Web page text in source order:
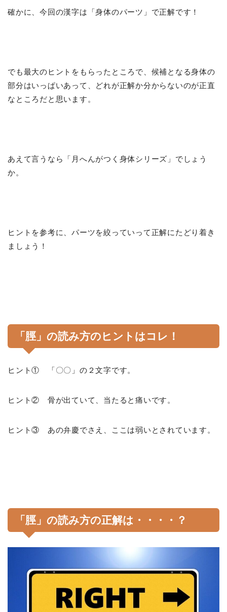
確かに、今回の漢字は「身体のパーツ」で正解です！
でも最大のヒントをもらったところで、候補となる身体の
部分はいっぱいあって、どれが正解か分からないのが正直
なところだと思います。
あえて言うなら「月へんがつく身体シリーズ」でしょう
か。
ヒントを参考に、パーツを絞っていって正解にたどり着き
ましょう！
「脛」の読み方のヒントはコレ！
ヒント① 「〇〇」の２文字です。
ヒント② 骨が出ていて、当たると痛いです。
ヒント③ あの弁慶でさえ、ここは弱いとされています。
「脛」の読み方の正解は・・・・？